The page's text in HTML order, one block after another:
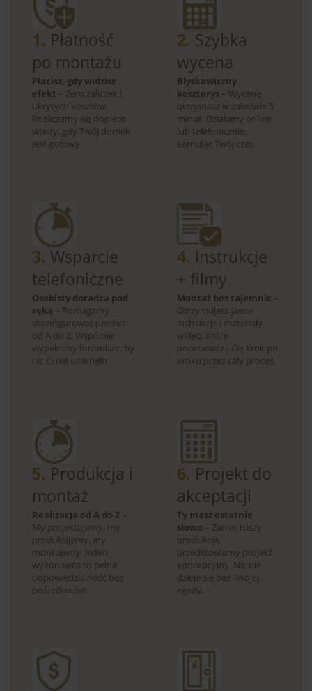
1. Płatność
po montażu
Płacisz, gdy widzisz
efekt – Zero zaliczek i
ukrytych kosztów.
Rozliczamy się dopiero
wtedy, gdy Twój domek
jest gotowy.
2. Szybka
wycena
Błyskawiczny
kosztorys – Wycenę
otrzymasz w zaledwie 5
minut. Działamy online
lub telefonicznie,
szanując Twój czas.
3. Wsparcie
telefoniczne
Osobisty doradca pod
ręką – Pomagamy
skonfigurować projekt
od A do Z. Wspólnie
wypełnimy formularz, by
nic Ci nie umknęło.
4. Instrukcje
+ filmy
Montaż bez tajemnic –
Otrzymujesz jasne
instrukcje i materiały
wideo, które
poprowadzą Cię krok po
kroku przez cały proces.
5. Produkcja i
montaż
Realizacja od A do Z –
My projektujemy, my
produkujemy, my
montujemy. Jeden
wykonawca to pełna
odpowiedzialność bez
pośredników.
6. Projekt do
akceptacji
Ty masz ostatnie
słowo – Zanim ruszy
produkcja,
przedstawiamy projekt
koncepcyjny. Nic nie
dzieje się bez Twojej
zgody.